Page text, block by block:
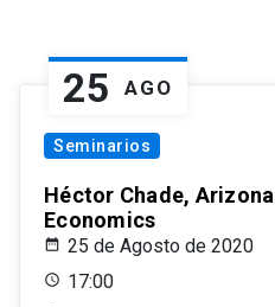
25 AGO
Seminarios
Héctor Chade,
Economics
25 de Agosto de 2020
17:00